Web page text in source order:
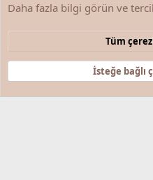
Şartlar ve kurallar
Community platform by XenForo® ©
Daha fazla bilgi görün ve
Tüm
İsteğe bağlı